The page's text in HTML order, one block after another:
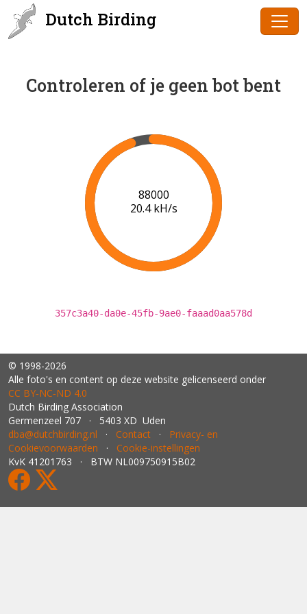
Dutch Birding
Controleren of je geen bot bent
90000
20.5 kH/s
357c3a40-da0e-45fb-9ae0-faaad0aa578d
© 1998-2026
Alle foto's en content op deze website gelicenseerd onder
CC BY‑NC‑ND 4.0
Dutch Birding Association
Germenzeel 707 · 5403 XD Uden
dba@dutchbirding.nl · Contact · Privacy- en
Cookievoorwaarden · Cookie-instellingen
KvK 41201763 · BTW NL009750915B02